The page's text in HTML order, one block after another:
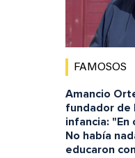
FAMOSOS
Amancio
fundador de
infancia: "En
No había
educaron